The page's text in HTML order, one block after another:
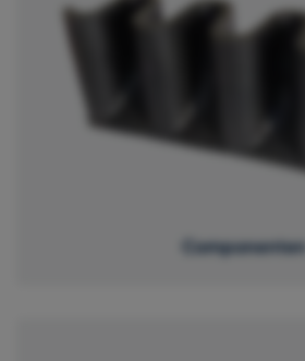
Componenten